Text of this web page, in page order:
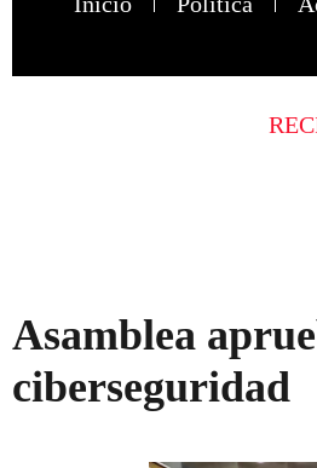
Asamblea
ciberseguridad